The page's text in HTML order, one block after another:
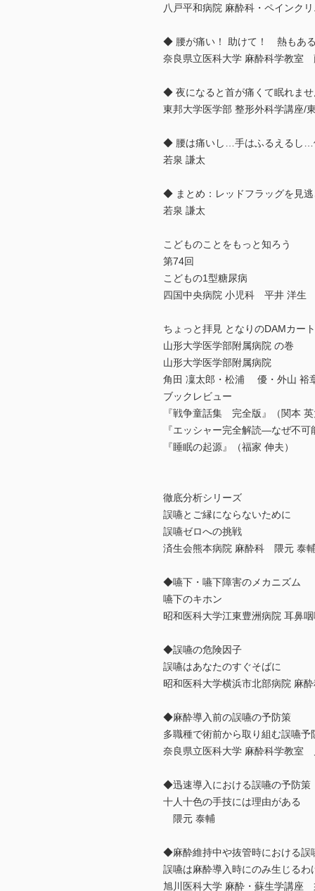
八戸平和病院 麻酔科・ペインク
◆ 腰が痛い！ 助けて！ 熱もあ
奈良県立医科大学 麻酔科学教室
◆ 夜になると首が痛くて眠れま
東邦大学医学部 整形外科学講
◆ 腰は痛いし…手はふるえるし
若泉 謙太
◆ まとめ：レッドフラッグを見
若泉 謙太
こどものことをもっと知ろう
第74回
こどもの1型糖尿病
四国中央病院 小児科 平井 洋生
ちょっと拝見 となりのDAMカート
山形大学医学部附属病院 の巻
山形大学医学部附属病院
角田 凜太郎・松浦 優・外山 裕
ブックレビュー
『戦争童話集 完全版』（関本
『エッシャー完全解読—なぜ不
『睡眠の起源』（福家 伸夫）
徹底分析シリーズ
誤嚥とご縁にならないために
誤嚥ゼロへの挑戦
済生会熊本病院 麻酔科 隈元 泰
◆嚥下・嚥下障害のメカニズム
嚥下のキホン
昭和医科大学江東豊洲病院 耳鼻
◆誤嚥の危険因子
誤嚥はあなたのすぐそばに
昭和医科大学横浜市北部病院 麻
◆麻酔導入前の誤嚥の予防策
多職種で術前から取り組む誤嚥予
奈良県立医科大学 麻酔科学教室
◆迅速導入における誤嚥の予防策
十人十色の手技には理由がある
隈元 泰輔
◆麻酔維持中や抜管時における誤
誤嚥は麻酔導入時にのみ生じるわ
旭川医科大学 麻酔・蘇生学講座